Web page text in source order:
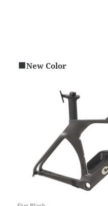
New Color